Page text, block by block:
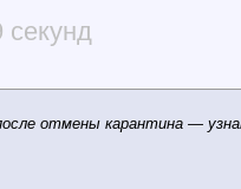
секунд
отмены карантина —